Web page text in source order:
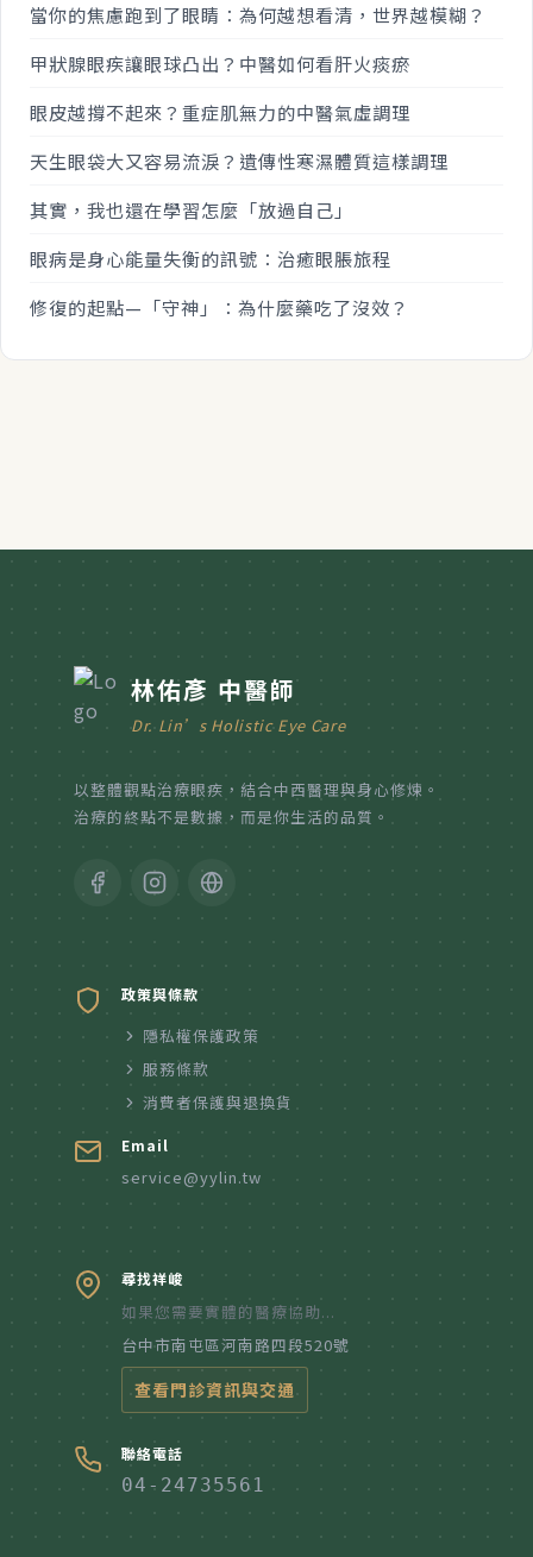
當你的焦慮跑到了眼睛：為何越想看清，世界越模糊？
甲狀腺眼疾讓眼球凸出？中醫如何看肝火痰瘀
眼皮越撐不起來？重症肌無力的中醫氣虛調理
天生眼袋大又容易流淚？遺傳性寒濕體質這樣調理
其實，我也還在學習怎麼「放過自己」
眼病是身心能量失衡的訊號：治癒眼脹旅程
修復的起點—「守神」：為什麼藥吃了沒效？
林佑彥 中醫師
Dr. Lin’s Holistic Eye Care
以整體觀點治療眼疾，結合中西醫理與身心修煉。
治療的終點不是數據，而是你生活的品質。
政策與條款
隱私權保護政策
服務條款
消費者保護與退換貨
Email
service@yylin.tw
尋找祥峻
如果您需要實體的醫療協助...
台中市南屯區河南路四段520號
查看門診資訊與交通
聯絡電話
04-24735561